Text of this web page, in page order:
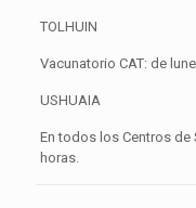
TOLHUIN
Vacunatorio CAT: de
USHUAIA
En todos los Centros de
horas.